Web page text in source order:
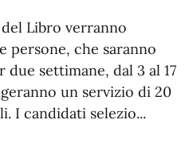
Libro verranno
persone, che saranno
due settimane, dal 3 al 17
un servizio di 20
I candidati selezio...